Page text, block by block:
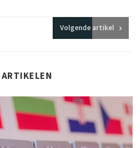
Volgendeartikel